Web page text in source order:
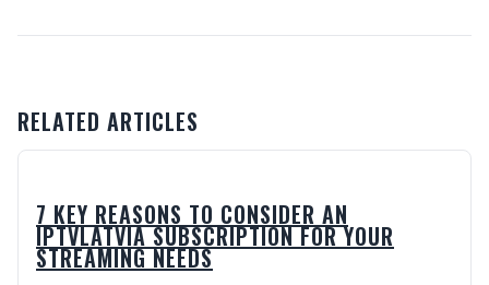
RELATED ARTICLES
7 KEY REASONS TO CONSIDER AN
IPTVLATVIA SUBSCRIPTION FOR YOUR
STREAMING NEEDS